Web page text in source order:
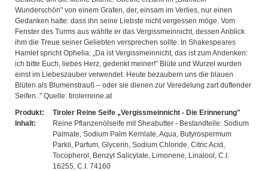
Wunderschön" von einem Grafen, der, einsam im Verlies, nur einen
Gedanken hatte: dass ihn seine Liebste nicht vergessen möge. Vom
Fenster des Turms aus wählte er das Vergissmeinnicht, dessen Anblick
ihm die Treue seiner Geliebten versprechen sollte. In Shakespeares
Hamlet spricht Ophelia: „Da ist Vergissmeinnicht, das ist zum Andenken:
ich bitte Euch, liebes Herz, gedenkt meiner!" Blüte und Wurzel wurden
einst im Liebeszauber verwendet. Heute bezaubern uns die blauen
Blüten als Blumenstrauß – oder sie dienen zur Veredelung zart duftender
Seifen.." Quelle: tirolerreine.at
Produkt:
Tiroler Reine Seife „Vergissmeinnicht - Die Erinnerung"
Inhalt:
Reine Pflanzenölseife mit Sheabutter - Bestandteile: Sodium
Palmate, Sodium Palm Kernlate, Aqua, Butyrospermum
Parkii, Parfum, Glycerin, Sodium Chloride, Citric Acid,
Tocopherol, Benzyl Salicylate, Limonene, Linalool, C.I.
16255, C.I. 74160